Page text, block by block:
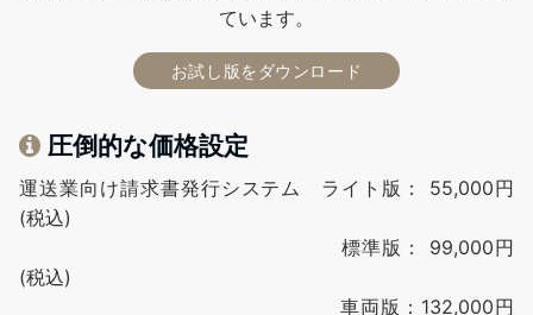
ています。
お試し版をダウンロード
圧倒的な価格設定
運送業向け請求書発行システム ライト版： 55,000円
(税込)
標準版： 99,000円
(税込)
車両版：132,000円